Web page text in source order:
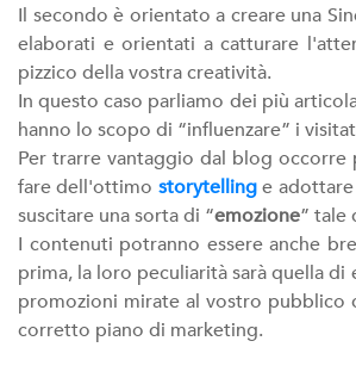
Il secondo è orientato a creare una
elaborati e orientati a catturare
pizzico della vostra creatività.
In questo caso parliamo dei più
hanno lo scopo di “influenzare” i
Per trarre vantaggio dal blog
fare dell'ottimo storytellinge adottare
suscitare una sorta di “emozione” tale
I contenuti potranno essere anche
prima, la loro peculiarità sarà quella
promozioni mirate al vostro pubblico
corretto piano di marketing.